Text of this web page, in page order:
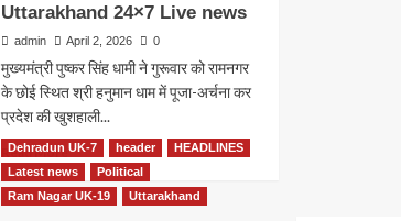
Uttarakhand 24×7 Live news
admin April 2, 2026 0
मुख्यमंत्री पुष्कर सिंह धामी ने गुरूवार को रामनगर
के छोई स्थित श्री हनुमान धाम में पूजा-अर्चना कर
प्रदेश की खुशहाली...
Read More Read
more
about
सीएम
Dehradun UK-7 header
HEADLINES
Latest news
Political
Ram Nagar UK-19
Uttarakhand